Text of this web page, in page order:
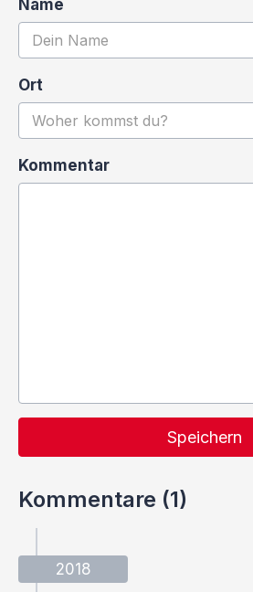
Name
Ort
Kommentar
Speichern
Kommentare (1)
2018